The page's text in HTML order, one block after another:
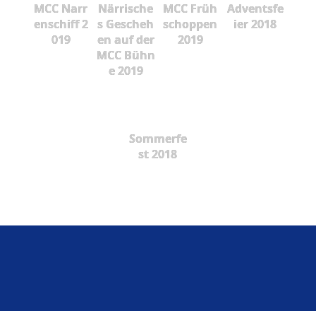
MCC Narr
enschiff 2
019
Närrische
s Gescheh
en auf der
MCC Bühn
e 2019
MCC Früh
schoppen
2019
Adventsfe
ier 2018
Sommerfe
st 2018